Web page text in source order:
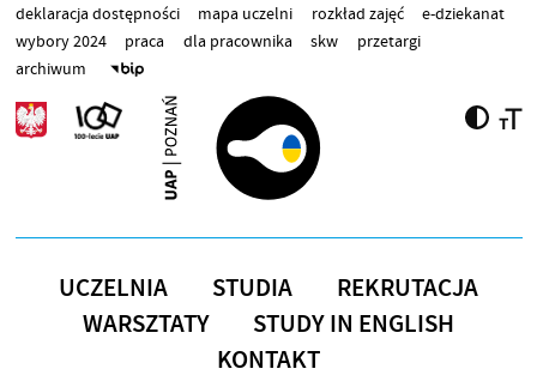
Przejdź do treści
deklaracja dostępności mapa uczelni rozkład zajęć
e-dziekanat
wybory 2024
praca dla pracownika skw
przetargi
archiwum
UCZELNIA STUDIA
REKRUTACJA
WARSZTATY
STUDY IN ENGLISH
KONTAKT